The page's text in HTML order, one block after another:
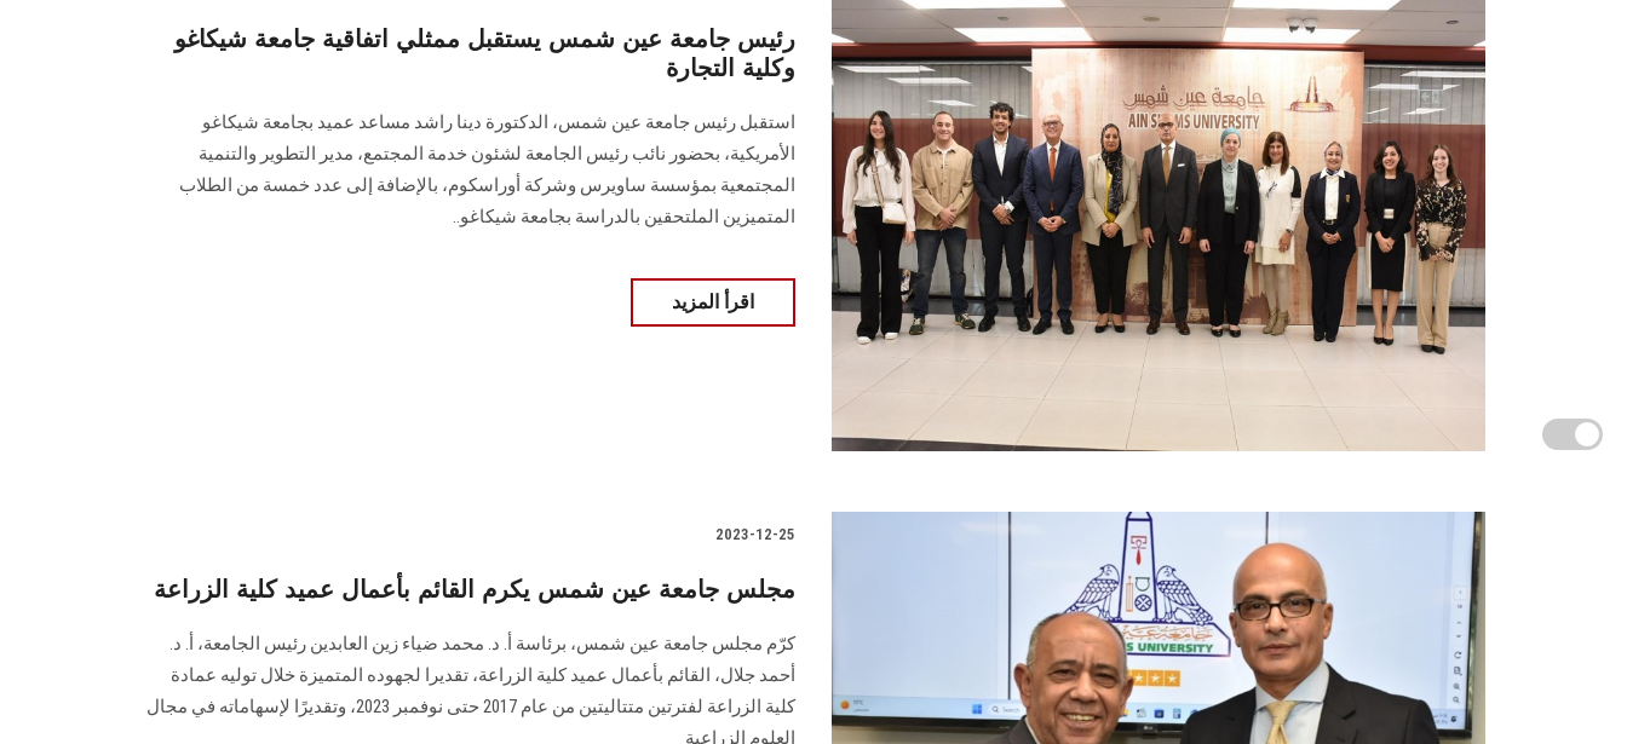
رئيس جامعة عين شمس يستقبل ممثلي اتفاقية جامعة شيكاغو
وكلية التجارة
استقبل رئيس جامعة عين شمس، الدكتورة دينا راشد مساعد ‏عميد بجامعة شيكاغو
الأمريكية، بحضور نائب رئيس الجامعة لشئون خدمة ‏المجتمع، مدير التطوير والتنمية
المجتمعية بمؤسسة ساويرس ‏وشركة أوراسكوم، بالإضافة إلى عدد خمسة من الطلاب
المتميزين الملتحقين بالدراسة بجامعة ‏شيكاغو..
اقرأ المزيد
2023-12-25
مجلس جامعة عين شمس يكرم القائم بأعمال عميد كلية الزراعة
كرّم مجلس جامعة عين شمس، برئاسة أ. د. محمد ضياء زين العابدين ‏رئيس الجامعة، أ. د.
أحمد جلال، القائم بأعمال ‏عميد كلية الزراعة، تقديرا لجهوده المتميزة خلال توليه عمادة
كلية الزراعة لفترتين ‏متتاليتين من عام 2017 حتى نوفمبر 2023، وتقديرًا لإسهاماته في مجال
العلوم ‏الزراعية